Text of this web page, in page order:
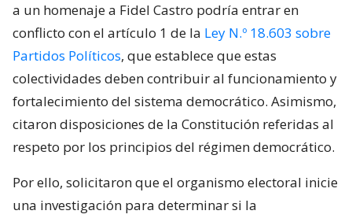
a un homenaje a Fidel Castro podría entrar en
conflicto con el artículo 1 de la Ley N.º 18.603 sobre
Partidos Políticos, que establece que estas
colectividades deben contribuir al funcionamiento y
fortalecimiento del sistema democrático. Asimismo,
citaron disposiciones de la Constitución referidas al
respeto por los principios del régimen democrático.
Por ello, solicitaron que el organismo electoral inicie
una investigación para determinar si la